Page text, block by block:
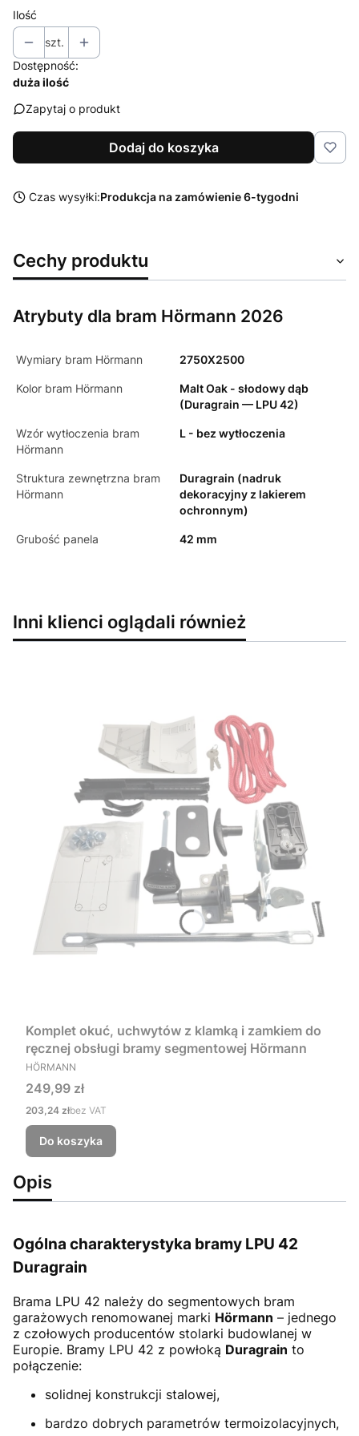
Ilość
szt.
Dostępność:
duża ilość
Zapytaj o produkt
Dodaj do koszyka
Czas wysyłki:Produkcja na zamówienie 6-tygodni
Cechy produktu
Atrybuty dla bram Hörmann 2026
Wymiary bram Hörmann 2750X2500
Kolor bram Hörmann
Malt Oak - słodowy dąb
(Duragrain — LPU 42)
Wzór wytłoczenia bram
Hörmann
L - bez wytłoczenia
Struktura zewnętrzna bram
Hörmann
Duragrain (nadruk
dekoracyjny z lakierem
ochronnym)
Grubość panela 42 mm
Inni klienci oglądali również
Komplet okuć, uchwytów z klamką i zamkiem do
ręcznej obsługi bramy segmentowej Hörmann
PRODUCENT
HÖRMANN
Cena
249,99 zł
Cena
203,24 złbez VAT
Do koszyka
Opis
Ogólna charakterystyka bramy LPU 42
Duragrain
Brama LPU 42 należy do segmentowych bram
garażowych renomowanej marki Hörmann – jednego
z czołowych producentów stolarki budowlanej w
Europie. Bramy LPU 42 z powłoką Duragrain to
połączenie:
solidnej konstrukcji stalowej,
bardzo dobrych parametrów termoizolacyjnych,